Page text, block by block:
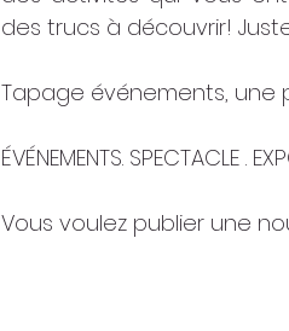
des trucs à découvrir!
Tapage événements, une
ÉVÉNEMENTS. SPECTACLE .
Vous voulez publier une